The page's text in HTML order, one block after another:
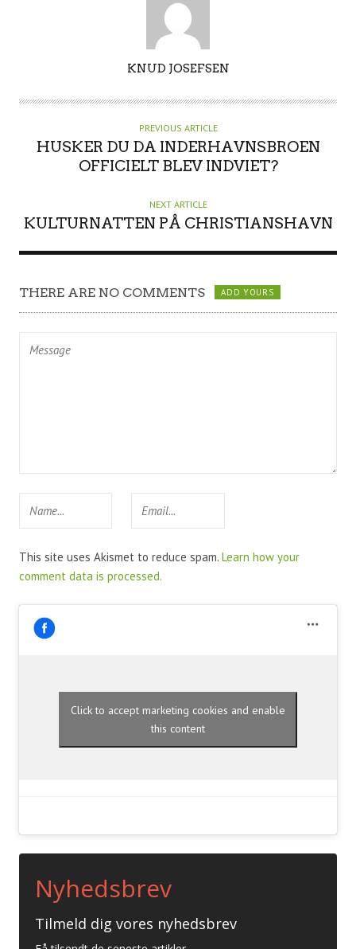
T
KNUD JOSEFSEN
PREVIOUS ARTICLE
HUSKER DU DA INDERHAVNSBROEN
OFFICIELT BLEV INDVIET?
NEXT ARTICLE
KULTURNATTEN PÅ CHRISTIANSHAVN
THERE ARE NO COMMENTS ADD YOURS
This site uses Akismet to reduce spam. Learn how your
comment data is processed.
Click to accept marketing cookies and enable
this content
Nyhedsbrev
Tilmeld dig vores nyhedsbrev